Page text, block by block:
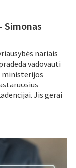
Simonas
nariais
vadovauti
ministerijos
Jis gerai